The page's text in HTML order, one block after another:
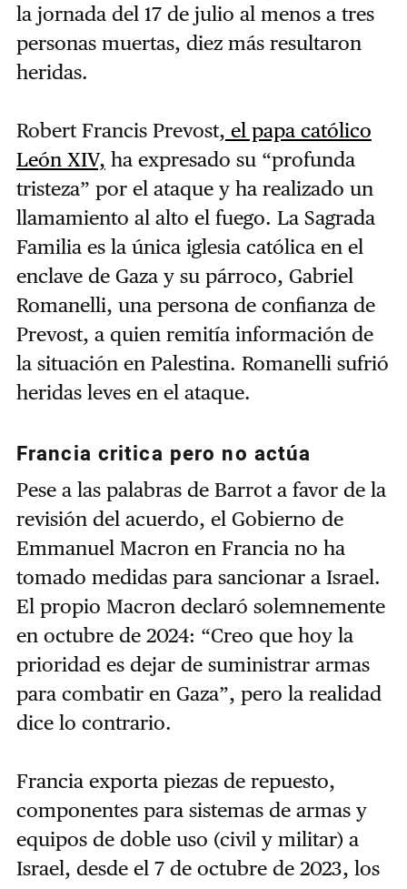
la jornada del 17 de julio al menos a tres
personas muertas, diez más resultaron
heridas.
Robert Francis Prevost, el papa católico
León XIV, ha expresado su “profunda
tristeza” por el ataque y ha realizado un
llamamiento al alto el fuego. La Sagrada
Familia es la única iglesia católica en el
enclave de Gaza y su párroco, Gabriel
Romanelli, una persona de confianza de
Prevost, a quien remitía información de
la situación en Palestina. Romanelli sufrió
heridas leves en el ataque.
Francia critica pero no actúa
Pese a las palabras de Barrot a favor de la
revisión del acuerdo, el Gobierno de
Emmanuel Macron en Francia no ha
tomado medidas para sancionar a Israel.
El propio Macron declaró solemnemente
en octubre de 2024: “Creo que hoy la
prioridad es dejar de suministrar armas
para combatir en Gaza”, pero la realidad
dice lo contrario.
Francia exporta piezas de repuesto,
componentes para sistemas de armas y
equipos de doble uso (civil y militar) a
Israel, desde el 7 de octubre de 2023, los